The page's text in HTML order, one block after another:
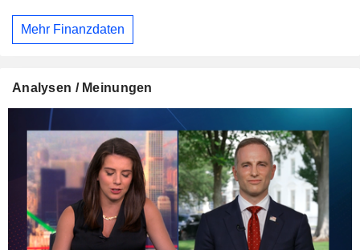
Mehr Finanzdaten
Analysen / Meinungen